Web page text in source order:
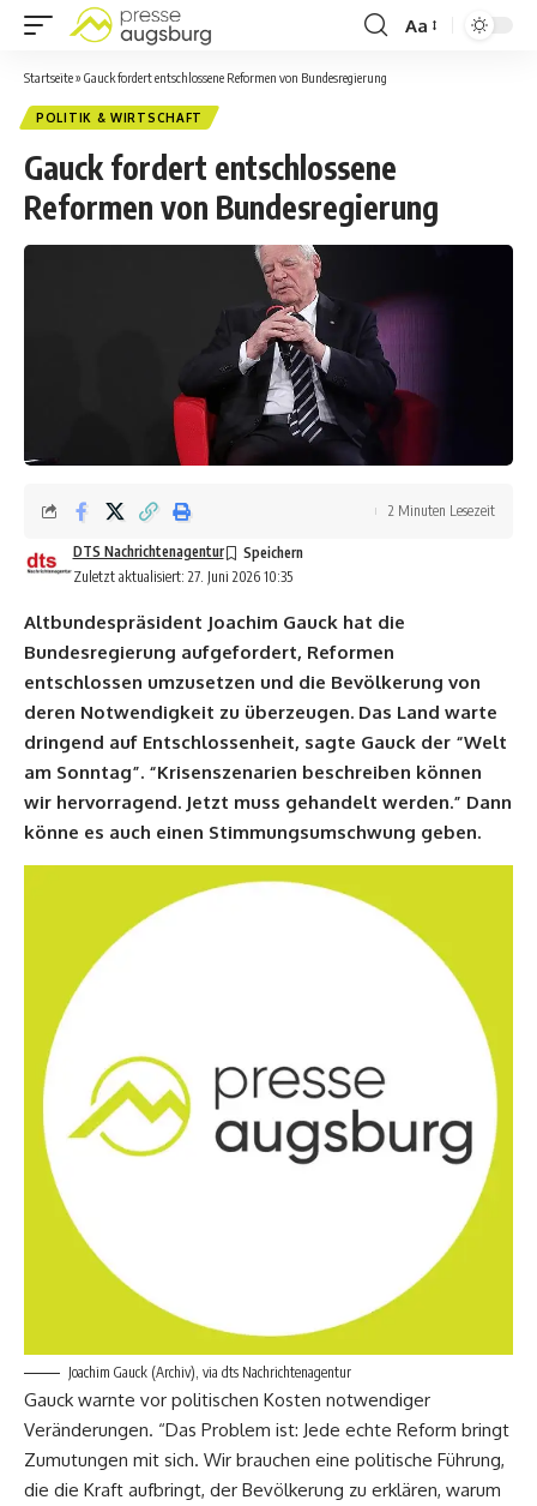
Aa
Startseite» Gauck fordert entschlossene Reformen von Bundesregierung
POLITIK & WIRTSCHAFT
Gauck fordert entschlossene
Reformen von Bundesregierung
Zuletzt aktualisiert: 27. Juni 2026 10:35
DTS Nachrichtenagentur
2 Minuten Lesezeit
Altbundespräsident Joachim Gauck hat die
Bundesregierung aufgefordert, Reformen
entschlossen umzusetzen und die Bevölkerung von
deren Notwendigkeit zu überzeugen. Das Land warte
dringend auf Entschlossenheit, sagte Gauck der “Welt
am Sonntag”. “Krisenszenarien beschreiben können
wir hervorragend. Jetzt muss gehandelt werden.” Dann
könne es auch einen Stimmungsumschwung geben.
Joachim Gauck (Archiv), via dts Nachrichtenagentur
Gauck warnte vor politischen Kosten notwendiger
Veränderungen. “Das Problem ist: Jede echte Reform bringt
Zumutungen mit sich. Wir brauchen eine politische Führung,
die die Kraft aufbringt, der Bevölkerung zu erklären, warum